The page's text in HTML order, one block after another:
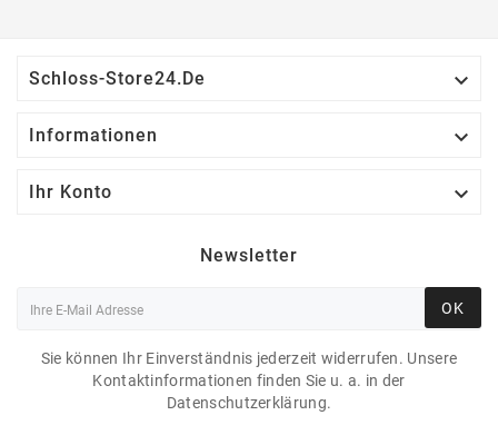
Schloss-Store24.de 
Informationen 
Ihr Konto 
Newsletter
OK
Sie können Ihr Einverständnis jederzeit widerrufen. Unsere
Kontaktinformationen finden Sie u. a. in der
Datenschutzerklärung.